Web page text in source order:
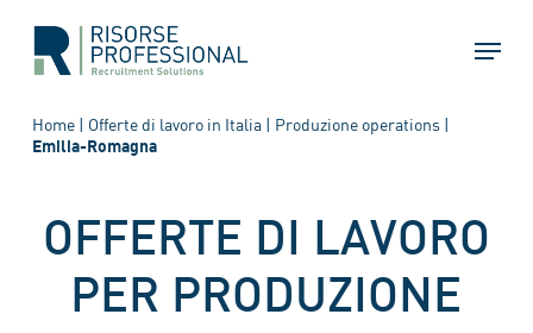
main
content
Menu
Home| Offerte di lavoro in Italia| Produzione operations|
Emilia-Romagna
OFFERTE DI LAVORO
PER PRODUZIONE